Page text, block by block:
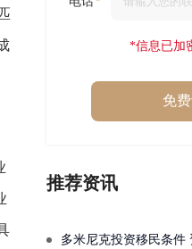
*信息已加
免
推荐资讯
多米尼克投资移民条件